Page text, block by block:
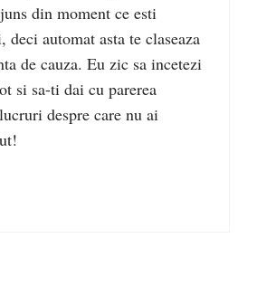
din moment ce esti
automat asta te claseaza
de cauza. Eu zic sa incetezi
si sa-ti dai cu parerea
despre care nu ai